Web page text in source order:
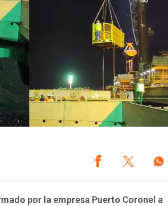
por la empresa Puerto Coronel a